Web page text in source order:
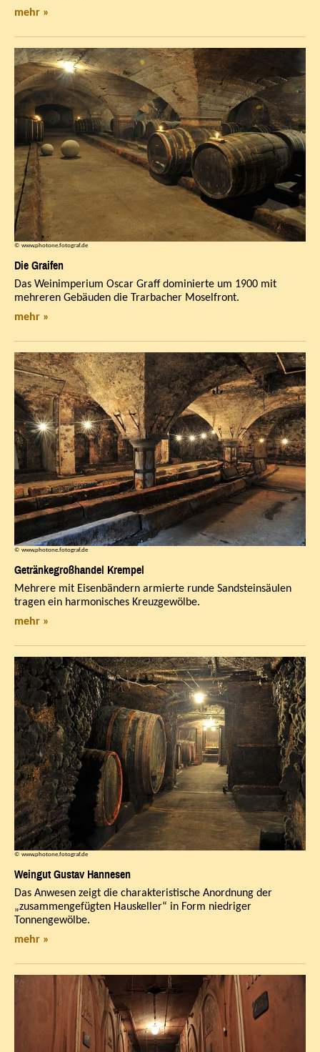
mehr »
© www.photone.fotograf.de
Die Graifen
Das Weinimperium Oscar Graff dominierte um 1900 mit
mehreren Gebäuden die Trarbacher Moselfront.
mehr »
© www.photone.fotograf.de
Getränkegroßhandel Krempel
Mehrere mit Eisenbändern armierte runde Sandsteinsäulen
tragen ein harmonisches Kreuzgewölbe.
mehr »
© www.photone.fotograf.de
Weingut Gustav Hannesen
Das Anwesen zeigt die charakteristische Anordnung der
„zusammengefügten Hauskeller“ in Form niedriger
Tonnengewölbe.
mehr »